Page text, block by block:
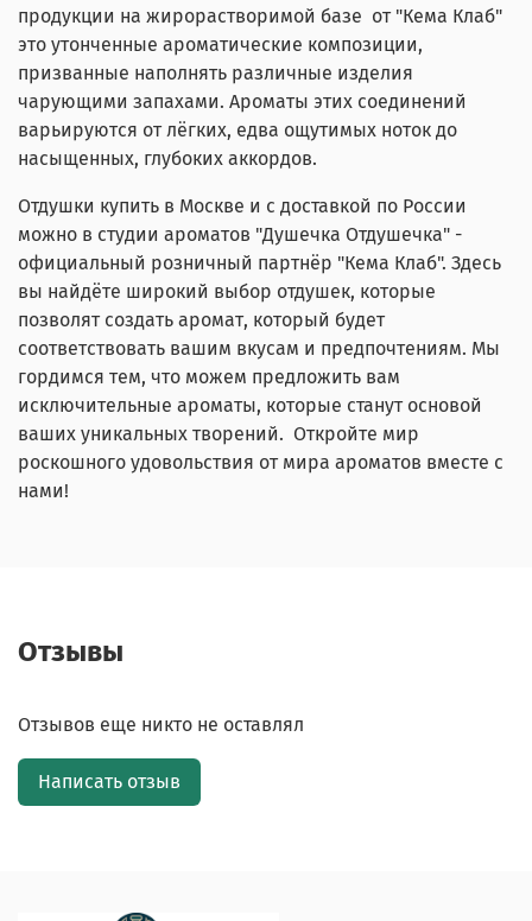
продукции на жирорастворимой базе от "Кема Клаб"
это утонченные ароматические композиции,
призванные наполнять различные изделия
чарующими запахами. Ароматы этих соединений
варьируются от лёгких, едва ощутимых ноток до
насыщенных, глубоких аккордов.
Отдушки купить в Москве и с доставкой по России
можно в студии ароматов "Душечка Отдушечка" -
официальный розничный партнёр "Кема Клаб". Здесь
вы найдёте широкий выбор отдушек, которые
позволят создать аромат, который будет
соответствовать вашим вкусам и предпочтениям. Мы
гордимся тем, что можем предложить вам
исключительные ароматы, которые станут основой
ваших уникальных творений. Откройте мир
роскошного удовольствия от мира ароматов вместе с
нами!
Отзывы
Отзывов еще никто не оставлял
Написать отзыв